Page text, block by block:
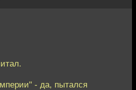
- да, пытался